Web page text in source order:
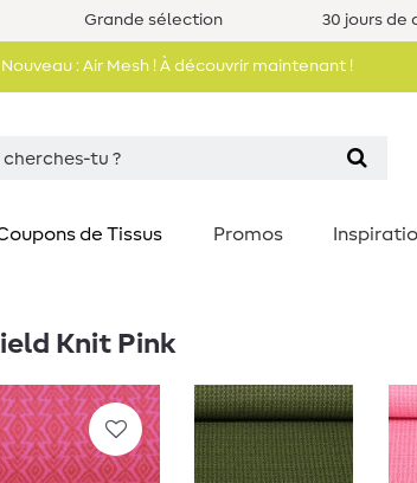
Grande sélection 30 jours
Nouveau : Air Mesh ! À découvrir maintenant !
de Tissus Promos
Knit Pink